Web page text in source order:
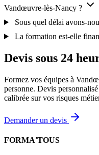
Vandœuvre-lès-Nancy ?
Sous quel délai avons-
La formation est-elle
Devis sous 24
Formez vos équipes à
personne. Devis
calibrée sur vos risques
Demander un devis
FORMA'TOUS